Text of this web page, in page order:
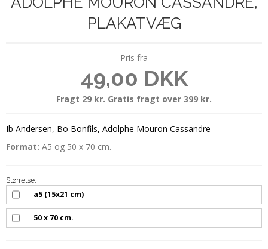
PLAKATVÆG
Pris fra
49,00 DKK
Fragt 29 kr. Gratis fragt over 399 kr.
Ib Andersen, Bo Bonfils, Adolphe Mouron Cassandre
Format: A5 og 50 x 70 cm.
Størrelse:
a5 (15x21 cm)
50 x 70 cm.